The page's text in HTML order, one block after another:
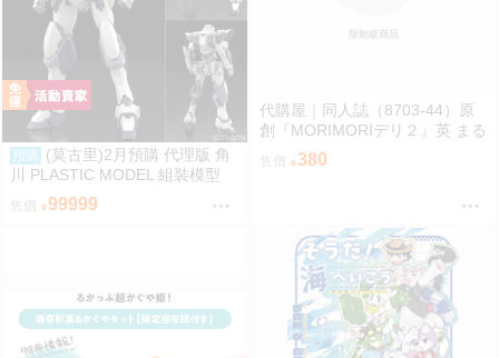
預購
(莫古里)2月預購 代理版 角
川 PLASTIC MODEL 組裝模型
驚爆危機 1/48 強弩兵 一般版 免
訂金
售價 99999
限制級商品
代購屋｜同人誌（8703-44）原
創『MORIMORIデリ２』英 まる
てん丼
售價 380